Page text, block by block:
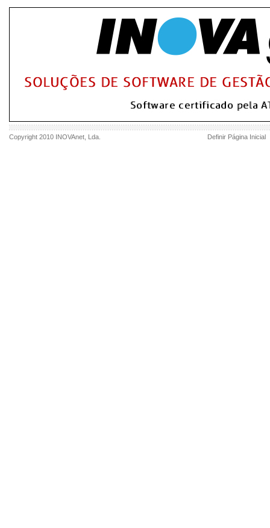
Copyright 2010 INOVAnet , Lda. Definir Página Inicial